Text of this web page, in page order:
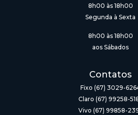
8h00 às 18h00
Segunda à Sexta
8h00 às 18h00
aos Sábados
Contatos
Fixo (67) 3029-
Claro (67) 99258-
Vivo (67) 99858-